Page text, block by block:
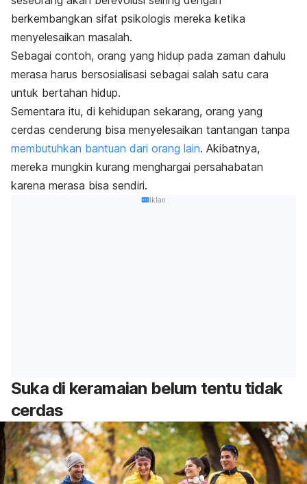
berkembangkan sifat psikologis mereka ketika
menyelesaikan masalah.
Sebagai contoh, orang yang hidup pada zaman dahulu
merasa harus bersosialisasi sebagai salah satu cara
untuk bertahan hidup.
Sementara itu, di kehidupan sekarang, orang yang
cerdas cenderung bisa menyelesaikan tantangan tanpa
membutuhkan bantuan dari orang lain. Akibatnya,
mereka mungkin kurang menghargai persahabatan
karena merasa bisa sendiri.
Iklan
Suka di keramaian belum tentu tidak
cerdas